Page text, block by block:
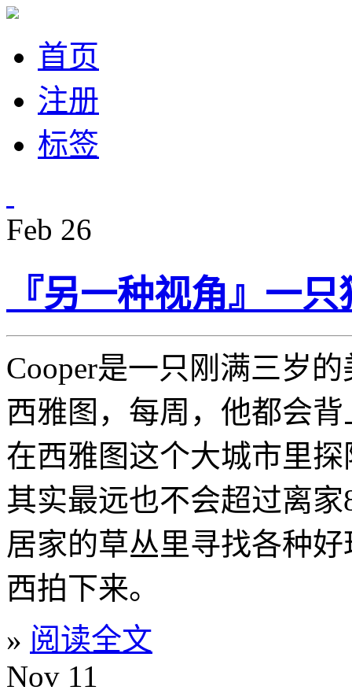
首页
注册
标签
Feb 26
『另一种视角』一
Cooper是一只刚满三岁
西雅图，每周，他都会
在西雅图这个大城市里
其实最远也不会超过离
居家的草丛里寻找各种
西拍下来。
» 阅读全文
Nov 11